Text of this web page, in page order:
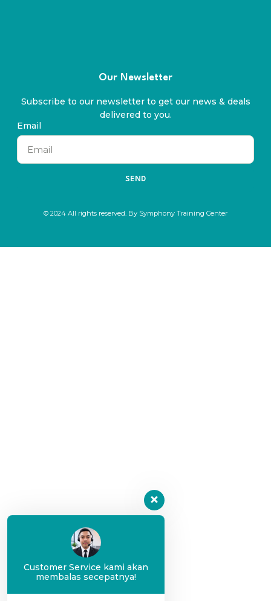
Our Newsletter
Subscribe to our newsletter to get our news & deals
delivered to you.
Email
SEND
© 2024 All rights reserved. By Symphony Training Center
Customer Service kami akan
membalas secepatnya!